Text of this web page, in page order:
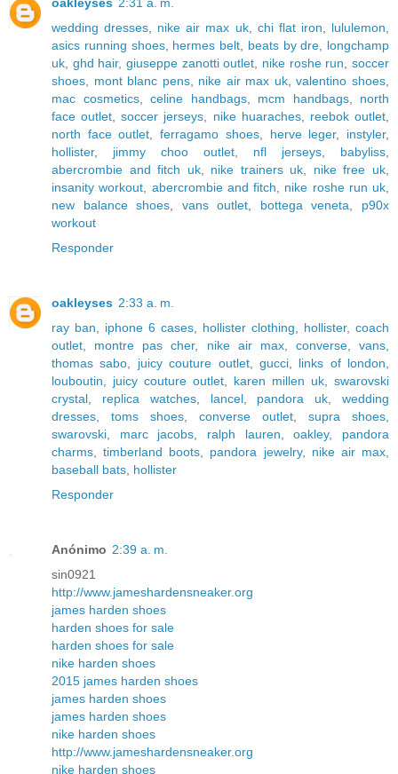
wedding dresses
nike air max uk, chi flat iron lululemon
asics running shoes, hermes belt beats by dre
longchamp
uk ghd hair,giuseppe zanotti outlet nike roshe run ,soccer
shoes
mont blanc pens, nike air max uk,valentino shoes
mac cosmetics, celine handbags, mcm handbags, north
face outlet ,soccer jerseys nike huaraches, reebok outlet
north face outlet ,ferragamo shoes, herve leger, instyler,
hollister, jimmy choo outlet nfl jerseys babyliss
abercrombie and fitch uk, nike trainers uk nike free uk
insanity workout
abercrombie and fitch nike roshe run uk
new balance shoes
vans outlet bottega veneta
p90x
workout
Responder
oakleyses 2:33 a. m.
ray ban
iphone 6 cases hollister clothing hollister, coach
outlet
montre pas cher, nike air max, converse, vans
thomas sabo
juicy couture outlet, gucci, links of london
louboutin
juicy couture outlet karen millen uk
swarovski
crystal
replica watches, lancel, pandora uk ,wedding
dresses
toms shoes converse outlet supra shoes
swarovski
marc jacobs ralph lauren ,oakley, pandora
charms ,timberland boots pandora jewelry, nike air max
baseball bats hollister
Responder
Anónimo 2:39 a. m.
sin0921
http://www.jameshardensneaker.org
james harden shoes
harden shoes for sale
harden shoes for sale
nike harden shoes
2015 james harden shoes
james harden shoes
james harden shoes
nike harden shoes
http://www.jameshardensneaker.org
nike harden shoes